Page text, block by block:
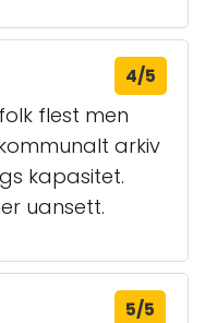
4/5
flest men
arkiv
kapasitet.
uansett.
5/5